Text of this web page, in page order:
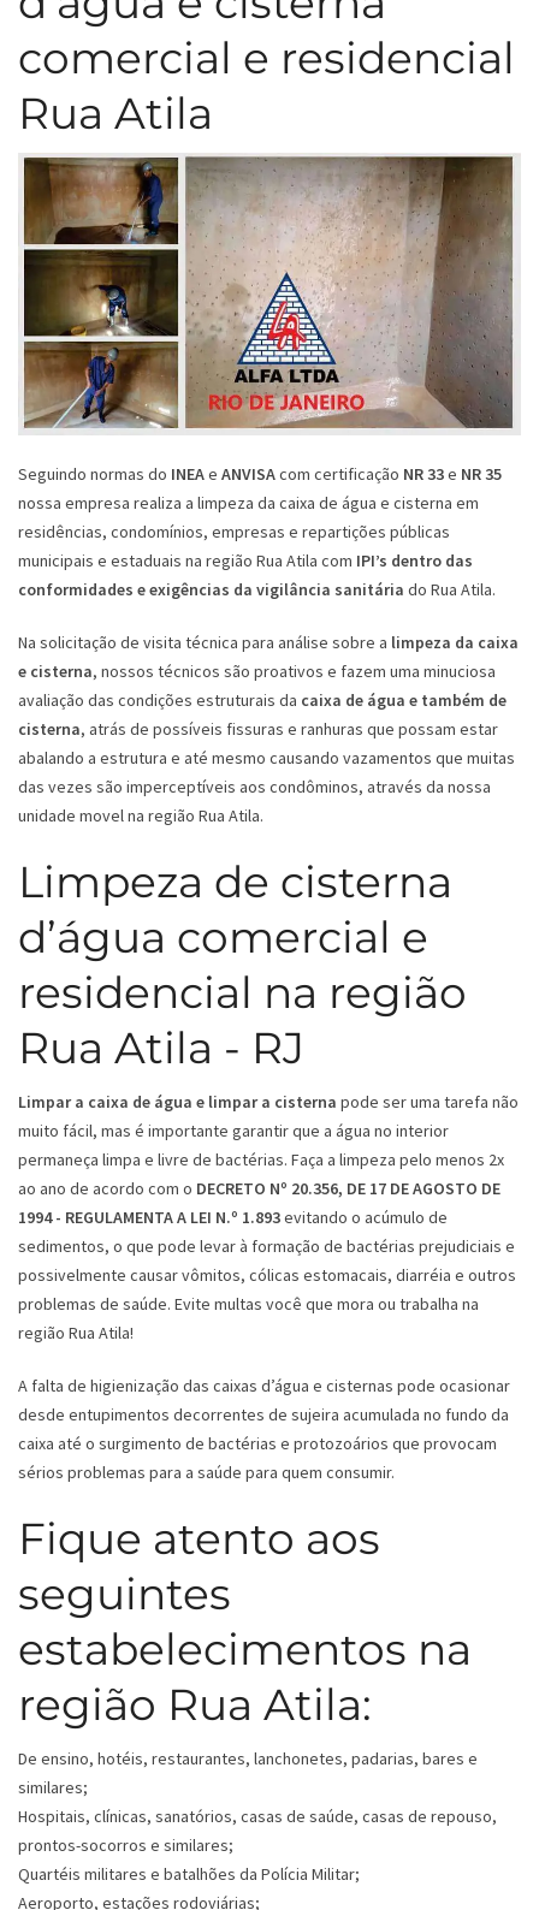
comercial e residencial
Rua Atila
Seguindo normas do INEAe ANVISAcom certificação NR 33e NR 35
nossa empresa realiza a limpeza da caixa de água e cisterna em
residências, condomínios, empresas e repartições públicas
municipais e estaduais na região Rua Atila com IPI’s dentro das
conformidades e exigências da vigilância sanitária do Rua Atila.
Na solicitação de visita técnica para análise sobre a limpeza da caixa
e cisterna, nossos técnicos são proativos e fazem uma minuciosa
avaliação das condições estruturais da caixa de água e também de
cisterna, atrás de possíveis fissuras e ranhuras que possam estar
abalando a estrutura e até mesmo causando vazamentos que muitas
das vezes são imperceptíveis aos condôminos, através da nossa
unidade movel na região Rua Atila.
Limpeza de cisterna
d’água comercial e
residencial na região
Rua Atila - RJ
Limpar a caixa de água e limpar a cisterna pode ser uma tarefa não
muito fácil, mas é importante garantir que a água no interior
permaneça limpa e livre de bactérias. Faça a limpeza pelo menos 2x
ao ano de acordo com o DECRETO Nº 20.356, DE 17 DE AGOSTO DE
1994 - REGULAMENTA A LEI N.º 1.893evitando o acúmulo de
sedimentos, o que pode levar à formação de bactérias prejudiciais e
possivelmente causar vômitos, cólicas estomacais, diarréia e outros
problemas de saúde. Evite multas você que mora ou trabalha na
região Rua Atila!
A falta de higienização das caixas d’água e cisternas pode ocasionar
desde entupimentos decorrentes de sujeira acumulada no fundo da
caixa até o surgimento de bactérias e protozoários que provocam
sérios problemas para a saúde para quem consumir.
Fique atento aos
seguintes
estabelecimentos na
região Rua Atila:
De ensino, hotéis, restaurantes, lanchonetes, padarias, bares e
similares;
Hospitais, clínicas, sanatórios, casas de saúde, casas de repouso,
prontos-socorros e similares;
Quartéis militares e batalhões da Polícia Militar;
Aeroporto, estações rodoviárias;